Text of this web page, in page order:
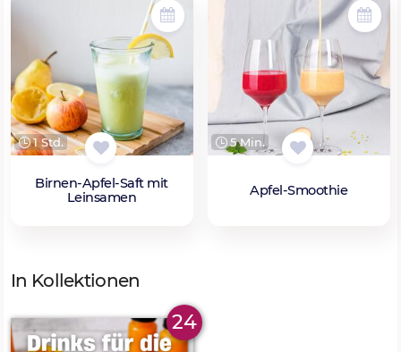
1 Std.
Birnen-Apfel-Saft mit
Leinsamen
5 Min.
Apfel-Smoothie
In Kollektionen
24